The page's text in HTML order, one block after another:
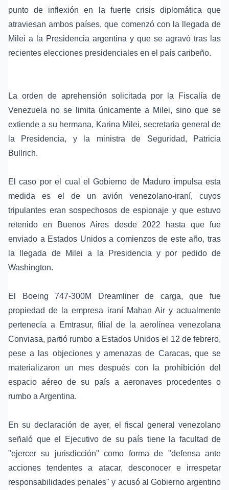
punto de inflexión en la fuerte crisis diplomática que
atraviesan ambos países, que comenzó con la llegada de
Milei a la Presidencia argentina y que se agravó tras las
recientes elecciones presidenciales en el país caribeño.
La orden de aprehensión solicitada por la Fiscalía de
Venezuela no se limita únicamente a Milei, sino que se
extiende a su hermana, Karina Milei, secretaria general de
la Presidencia, y la ministra de Seguridad, Patricia
Bullrich.
El caso por el cual el Gobierno de Maduro impulsa esta
medida es el de un avión venezolano-iraní, cuyos
tripulantes eran sospechosos de espionaje y que estuvo
retenido en Buenos Aires desde 2022 hasta que fue
enviado a Estados Unidos a comienzos de este año, tras
la llegada de Milei a la Presidencia y por pedido de
Washington.
El Boeing 747-300M Dreamliner de carga, que fue
propiedad de la empresa iraní Mahan Air y actualmente
pertenecía a Emtrasur, filial de la aerolínea venezolana
Conviasa, partió rumbo a Estados Unidos el 12 de febrero,
pese a las objeciones y amenazas de Caracas, que se
materializaron un mes después con la prohibición del
espacio aéreo de su país a aeronaves procedentes o
rumbo a Argentina.
En su declaración de ayer, el fiscal general venezolano
señaló que el Ejecutivo de su país tiene la facultad de
"ejercer su jurisdicción" como forma de "defensa ante
acciones tendentes a atacar, desconocer e irrespetar
responsabilidades penales" y acusó al Gobierno argentino